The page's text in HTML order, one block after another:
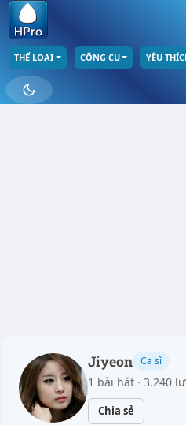
THỂ LOẠI CÔNG CỤ YÊU
Jiyeon Ca sĩ
1 bài hát · 3.240
Chia sẻ